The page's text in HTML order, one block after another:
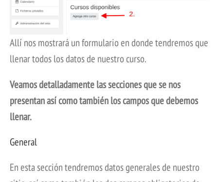
Allí nos mostrará un formulario en donde tendremos que
llenar todos los datos de nuestro curso.
Veamos detalladamente las secciones que se nos
presentan así como también los campos que debemos
llenar.
General
En esta sección tendremos datos generales de nuestro